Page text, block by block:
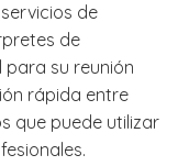
de
de
su reunión
rápida entre
que puede utilizar